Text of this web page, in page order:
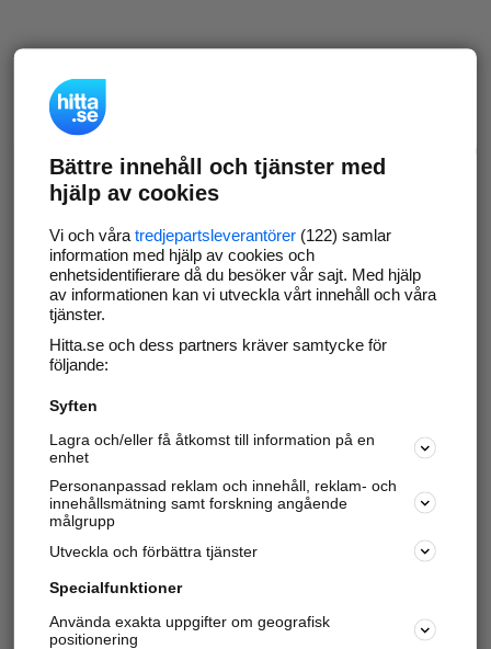
Bättre innehåll och tjänster med
hjälp av cookies
Vi och våra tredjepartsleverantörer(122) samlar
information med hjälp av cookies och
enhetsidentifierare då du besöker vår sajt. Med hjälp
av informationen kan vi utveckla vårt innehåll och våra
tjänster.
Hitta.se och dess partners kräver samtycke för
följande:
Syften
Lagra och/eller få åtkomst till information på en
enhet
Personanpassad reklam och innehåll, reklam- och
innehållsmätning samt forskning angående
målgrupp
Utveckla och förbättra tjänster
Specialfunktioner
Använda exakta uppgifter om geografisk
positionering